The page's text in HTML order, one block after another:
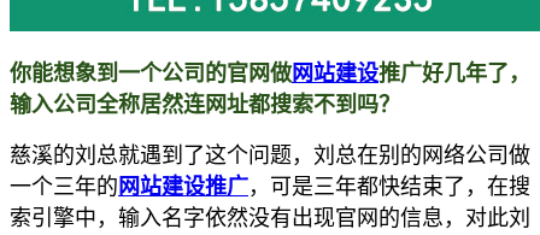
你能想象到一个公司的官网做网站建设推广好几年了，
输入公司全称居然连网址都搜索不到吗？
慈溪的刘总就遇到了这个问题，刘总在别的网络公司做
一个三年的 网站建设推广，可是三年都快结束了，在搜
索引擎中 ， 输入名字依然没有出现官网的信息，对此刘